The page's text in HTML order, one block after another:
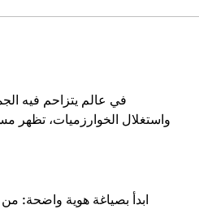
في عالم يتزاحم فيه
واستغلال الخوارزميات، تظهر
ابدأ بصياغة هوية واضحة: